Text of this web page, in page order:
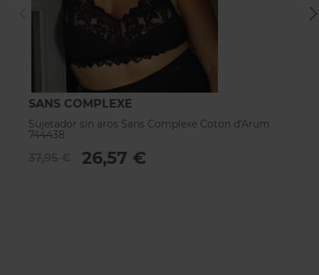
SANS COMPLEXE
Sujetador sin aros Sans Complexe Coton d'Arum
744438
26,57 €